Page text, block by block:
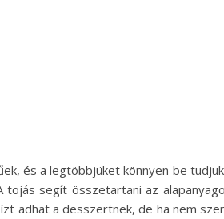
és a legtöbbjüket könnyen be
segít összetartani az
adhat a desszertnek, de ha nem